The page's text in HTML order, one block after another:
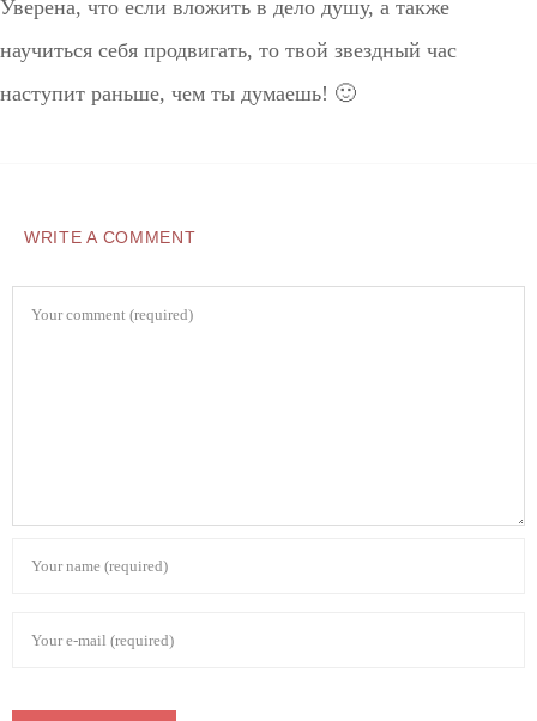
Уверена, что если вложить в дело душу, а также
научиться себя продвигать, то твой звездный час
наступит раньше, чем ты думаешь! 🙂
WRITE A COMMENT